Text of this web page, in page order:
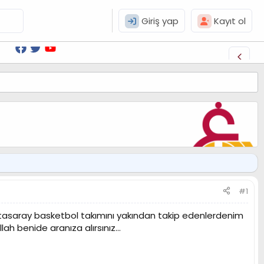
Giriş yap Kayıt ol
#1
basketbol takımını yakından takip edenlerdenim
aranıza alırsınız...